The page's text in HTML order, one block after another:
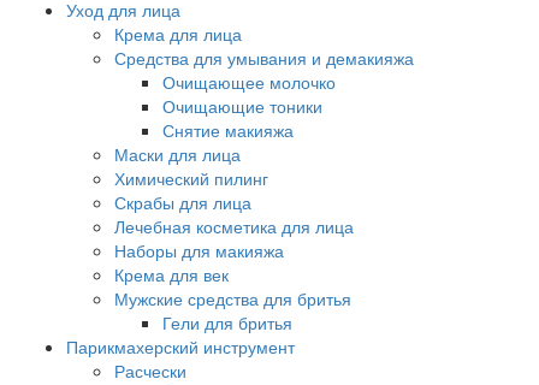
Уход для лица
Крема для лица
Средства для умывания и демакияжа
Очищающее молочко
Очищающие тоники
Снятие макияжа
Маски для лица
Химический пилинг
Скрабы для лица
Лечебная косметика для лица
Наборы для макияжа
Крема для век
Мужские средства для бритья
Гели для бритья
Парикмахерский инструмент
Расчески